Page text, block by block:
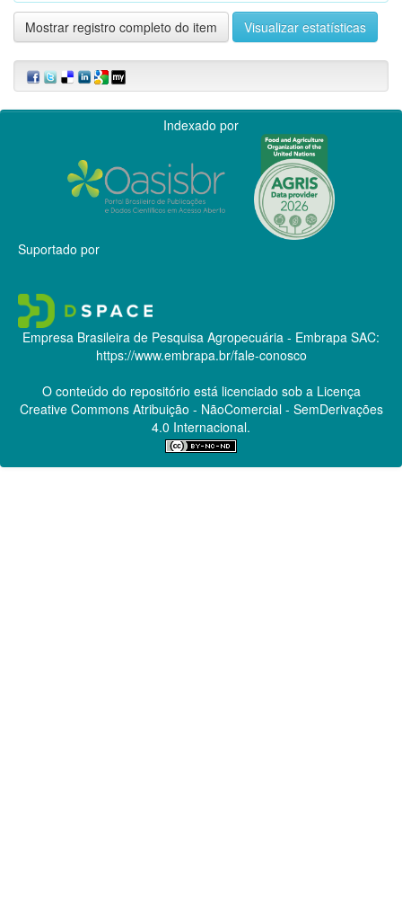
Mostrar registro completo do item Visualizar estatísticas
Indexado por
Suportado por
Empresa Brasileira de Pesquisa Agropecuária - Embrapa SAC:
https://www.embrapa.br/fale-conosco
O conteúdo do repositório está licenciado sob a Licença
Creative CommonsAtribuição - NãoComercial - SemDerivações
4.0 Internacional.